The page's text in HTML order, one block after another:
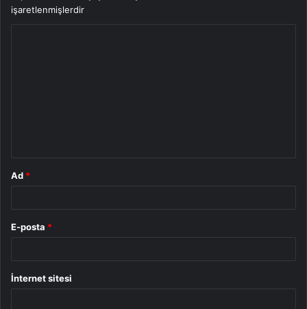
işaretlenmişlerdir
Ad *
E-posta *
İnternet sitesi